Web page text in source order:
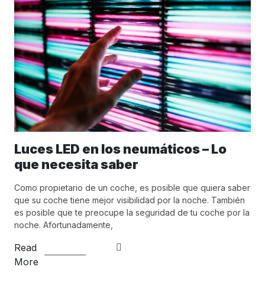
Luces LED en los neumáticos – Lo
que necesita saber
Como propietario de un coche, es posible que quiera saber
que su coche tiene mejor visibilidad por la noche. También
es posible que te preocupe la seguridad de tu coche por la
noche. Afortunadamente,
Read
More